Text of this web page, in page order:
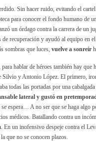
Sin hacer ruido, evitando el
para conocer el fondo humano de
un órdago contra la carrera de un
recuperación y ayudó al equipo en
sombras que luces, vuelve a sonreír
hablar de héroes también hay que
Silvio y Antonio López. El primero,
todas las portadas por una
lateral y gustó en
espera… A no ser que se haga
médicos. Batallando contra un
. En un inofensivo despeje contra el
que no se conocen plazos.